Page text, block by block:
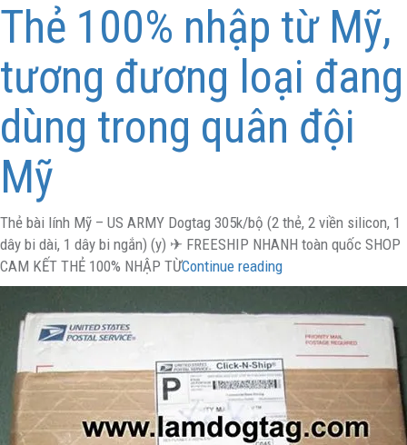
Thẻ 100% nhập từ Mỹ,
tương đương loại đang
dùng trong quân đội
Mỹ
Thẻ bài lính Mỹ – US ARMY Dogtag 305k/bộ (2 thẻ, 2 viền silicon, 1
dây bi dài, 1 dây bi ngắn) (y) ✈ FREESHIP NHANH toàn quốc SHOP
CAM KẾT THẺ 100% NHẬP TỪContinue reading